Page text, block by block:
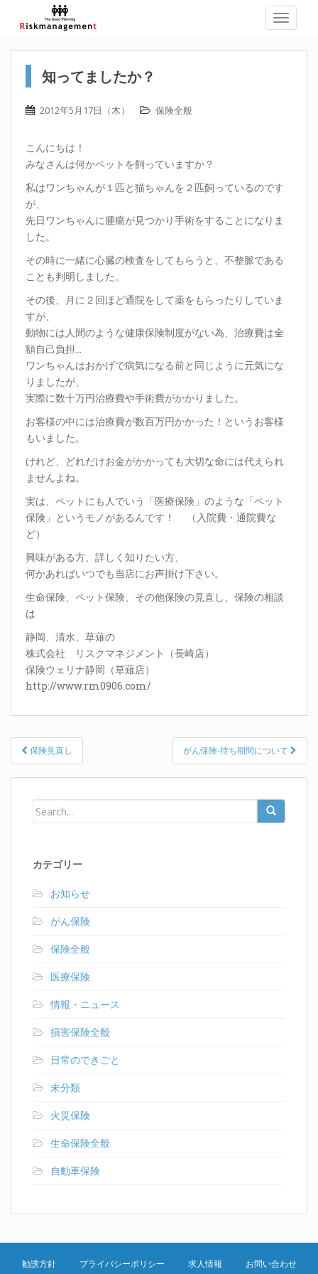
知ってましたか？
2012年5月17日（木） 保険全般
こんにちは！
みなさんは何かペットを飼っていますか？
私はワンちゃんが１匹と猫ちゃんを２匹飼っているのです
が、
先日ワンちゃんに腫瘍が見つかり手術をすることになりま
した。
その時に一緒に心臓の検査をしてもらうと、不整脈である
ことも判明しました。
その後、月に２回ほど通院をして薬をもらったりしていま
すが、
動物には人間のような健康保険制度がない為、治療費は全
額自己負担…
ワンちゃんはおかげで病気になる前と同じように元気にな
りましたが、
実際に数十万円治療費や手術費がかかりました。
お客様の中には治療費が数百万円かかった！というお客様
もいました。
けれど、どれだけお金がかかっても大切な命には代えられ
ませんよね。
実は、ペットにも人でいう「医療保険」のような「ペット
保険」というモノがあるんです！ （入院費・通院費な
ど）
興味がある方、詳しく知りたい方、
何かあればいつでも当店にお声掛け下さい。
生命保険、ペット保険、その他保険の見直し、保険の相談
は
静岡、清水、草薙の
株式会社 リスクマネジメント（長崎店）
保険ウェリナ静岡（草薙店）
http://www.rm0906.com/
Post
navigation
保険見直し がん保険-待ち期間について
カテゴリー
お知らせ
がん保険
保険全般
医療保険
情報・ニュース
損害保険全般
日常のできごと
未分類
火災保険
生命保険全般
自動車保険
勧誘方針 プライバシーポリシー 求人情報 お問い合わせ